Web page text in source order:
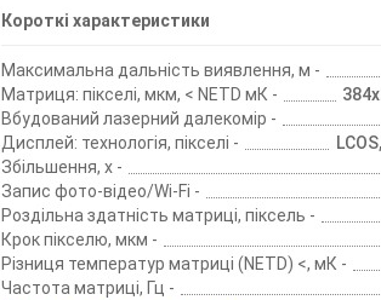
Короткі характеристики
Максимальна дальність виявлення, м -
Матриця: пікселі, мкм, < NETD мК -
Вбудований лазерний далекомір -
Дисплей: технологія, пікселі -
Збільшення, х -
Запис фото-відео/Wi-Fi -
Роздільна здатність матриці, піксель -
Крок пікселю, мкм -
Різниця температур матриці (NETD) <, мК -
Частота матриці, Гц -